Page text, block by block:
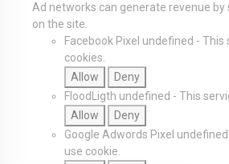
Ad networks can generate revenue by
on the site.
Facebook Pixel undefined - This
cookies.
Allow
Deny
FloodLigth undefined - This
Allow
Deny
Google Adwords Pixel undefined
use cookie.